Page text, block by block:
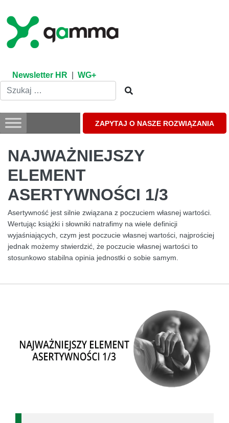
content
Newsletter HR WG+
ZAPYTAJ O NASZE ROZWIĄZANIA
NAJWAŻNIEJSZY
ELEMENT
ASERTYWNOŚCI 1/3
Asertywność jest silnie związana z poczuciem własnej wartości.
Wertując książki i słowniki natrafimy na wiele definicji
wyjaśniających, czym jest poczucie własnej wartości, najprościej
jednak możemy stwierdzić, że poczucie własnej wartości to
stosunkowo stabilna opinia jednostki o sobie samym.